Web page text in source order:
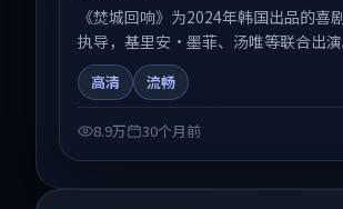
《焚城回响》为2024年韩国出品的喜
执导，基里安·墨菲、汤唯等联合出
节奏推进中展开，兼具叙事张力与视听
剧、电影、综艺片单交叉检索，便于「
高清 流畅
8.9万 30个月前